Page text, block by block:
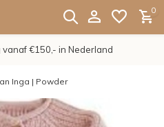
0
€150,- in Nederland
Inga | Powder